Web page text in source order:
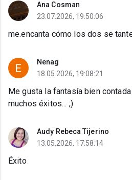
Ana Cosman
23.07.2026, 19:50:06
me.encanta cómo los dos se
Nenag
18.05.2026, 19:08:21
Me gusta la fantasía bien
muchos éxitos... ;)
Audy Rebeca Tijerino
13.05.2026, 17:58:14
Éxito